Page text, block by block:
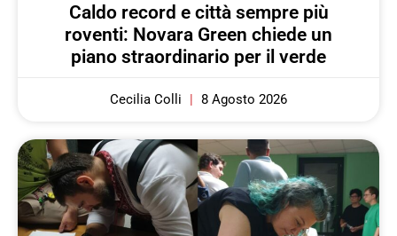
Caldo record e città sempre più
roventi: Novara Green chiede un
piano straordinario per il verde
Cecilia Colli 8 Agosto 2026